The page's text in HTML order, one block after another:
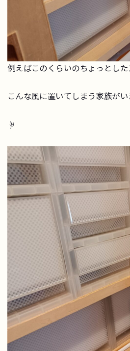
例えばこのくらいのちょっとした
こんな風に置いてしまう家族が
☟